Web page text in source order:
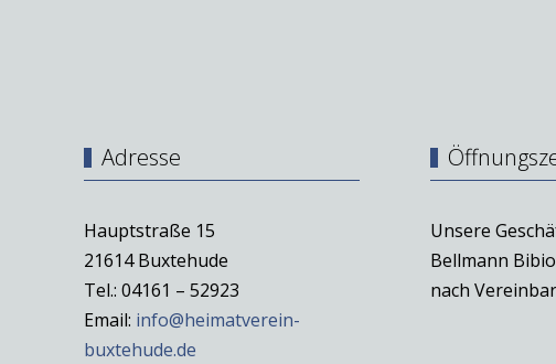
Adresse
Hauptstraße 15
21614 Buxtehude
Tel.: 04161 – 52923
Email: info@heimatverein-
buxtehude.de
Unsere
Bellmann
nach